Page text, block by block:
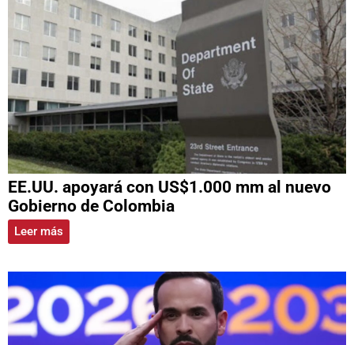
EE.UU. apoyará con US$1.000 mm al nuevo
Gobierno de Colombia
Leer más